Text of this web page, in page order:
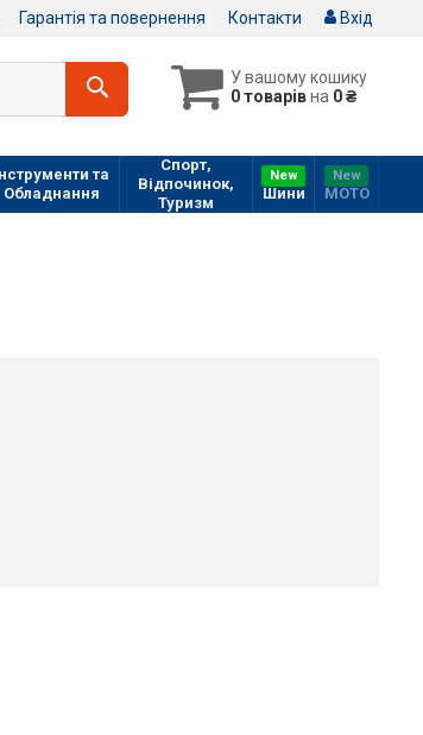
Гарантія та повернення Контакти Вхід
У вашому кошику
0 товарівна 0 ₴
та
Обладнання
Спорт,
Відпочинок,
Туризм
New
Шини
New
МOTO